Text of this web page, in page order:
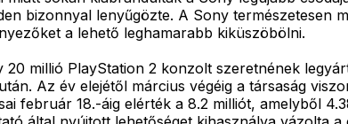
bizonnyal lenyűgözte. A Sony természetesen
a lehető leghamarabb kiküszöbölni.
millió PlayStation 2 konzolt szeretnének
Az év elejétől március végéig a társaság
február 18.-áig elérték a 8.2 milliót, amelyből